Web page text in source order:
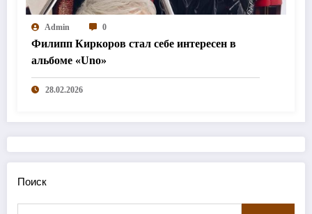
Admin 0
Филипп Киркоров стал себе интересен в
альбоме «Uno»
28.02.2026
Поиск